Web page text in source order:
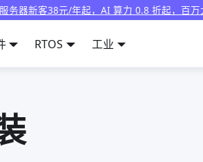
服务器新客38元/年起，AI 算力 0.8 折起，百
RTOS 工业